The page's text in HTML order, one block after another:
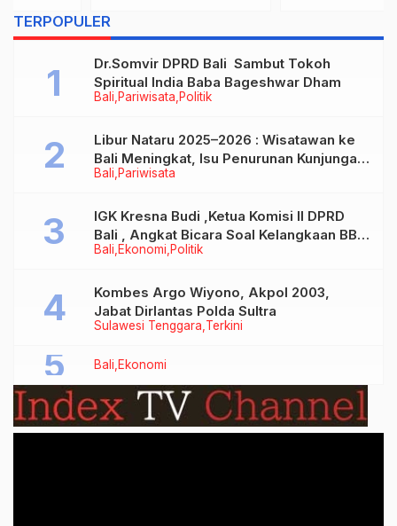
TERPOPULER
Bali Pariwisata Politik
Dr.Somvir DPRD Bali Sambut Tokoh
Spiritual India Baba Bageshwar Dham
Bali Pariwisata
Libur Nataru 2025–2026 : Wisatawan ke
Bali Meningkat, Isu Penurunan Kunjungan
Tidak Benar
Bali Ekonomi Politik
IGK Kresna Budi ,Ketua Komisi II DPRD
Bali , Angkat Bicara Soal Kelangkaan BBM
Bersubsidi Jenis Solar
Sulawesi Tenggara Terkini
Kombes Argo Wiyono, Akpol 2003,
Jabat Dirlantas Polda Sultra
Bali Ekonomi